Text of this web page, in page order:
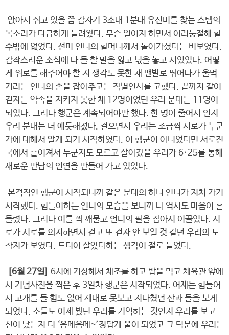
앉아서 쉬고 있을 쯤 갑자기 3소대 1분대 유선미를 찾는 스텝의
목소리가 다급하게 들려왔다. 무슨 일이지 하면서 어리둥절해 할
수밖에 없었다. 선미 언니의 할머니께서 돌아가셨다는 비보였다.
갑작스러운 소식에 다 들 할 말을 잃고 넋을 놓고 서있었다. 어떻
게 위로를 해주어야 할 지 생각도 못한 채 맨발로 뛰어나가 울먹
거리는 언니의 손을 잡아주고는 작별인사를 고했다. 끝까지 같이
걷자는 약속을 지키지 못한 채 12명이었던 우리 분대는 11명이
되었다. 그러나 행군은 계속되어야만 했다. 한 명이 줄어서 인지
우리 분대는 더 애틋해졌다. 걸으면서 우리는 조금씩 서로가 누군
가에 대해서 알게 되기 시작하였다. 이 행군이 아니었다면 서로전
국에서 흩어져서 누군지도 모르고 살아갔을 우리가 6·25를 통해
새로운 만남의 인연을 만들어 가고 있었다.
본격적인 행군이 시작되니까 같은 분대의 하니 언니가 지쳐 가기
시작했다. 힘들어하는 언니의 모습을 보니까 나 역시도 마음이 흔
들렸다. 그러나 이를 꽉 깨물고 언니의 팔을 잡아서 이끌었다. 서
로가 서로를 의지하면서 걷고 또 걷자 안 보일 것 같던 우리의 도
착지가 보였다. 드디어 살았다하는 생각이 절로 들었다.
[6월 27일]
6시에 기상해서 체조를 하고 밥을 먹고 체육관 앞에
서 기념사진을 찍은 후 3일차 행군은 시작되었다. 어제는 힘들어
서 고개를 들 힘도 없어 제대로 못보고 지나쳤던 산과 들을 보게
되었다. 소들도 어제 봤던 우리를 기억하는 것인지 우리를 보고
신이 났는지 더 ‘음메음메~’정답게 울어 되었고 그 덕분에 우리는